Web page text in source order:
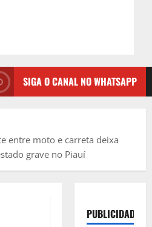
SIGA O CANAL NO WHATSAPP
entre moto e carreta deixa
grave no Piauí
PUBLICIDADE